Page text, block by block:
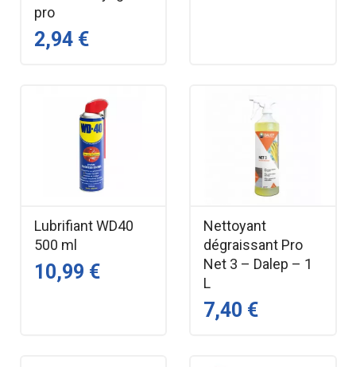
pro
2,94 €
Lubrifiant WD40
500 ml
10,99 €
Nettoyant
dégraissant Pro
Net 3 – Dalep – 1
L
7,40 €